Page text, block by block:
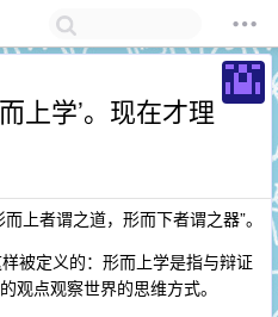
上学’。现在才理
上者谓之道，形而下者谓之器”。
被定义的：形而上学是指与辩证
观点观察世界的思维方式。